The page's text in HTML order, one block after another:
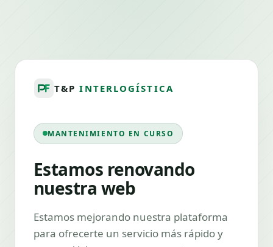
T&PINTERLOGÍSTICA
MANTENIMIENTO EN CURSO
Estamos renovando
nuestra web
Estamos mejorando nuestra plataforma
para ofrecerte un servicio más rápido y